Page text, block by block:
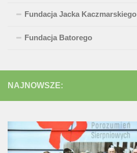
Fundacja Jacka Kaczmarskiego
Fundacja Batorego
NAJNOWSZE: